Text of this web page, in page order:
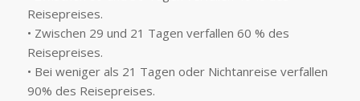
Reisepreises.
• Zwischen 29 und 21 Tagen verfallen 60 % des
Reisepreises.
• Bei weniger als 21 Tagen oder Nichtanreise verfallen
90% des Reisepreises.